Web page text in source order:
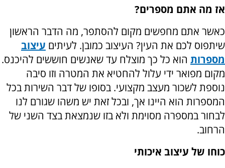
אז מה אתם מספרים?
כאשר אתם מחפשים מקום להסתפר, מה הדבר הראשון
שיתפוס לכם את העין? העיצוב כמובן. לעיתים עיצוב
מספרות הוא כל כך מוצלח עד שאנשים חוששים להיכנס.
מקום מפואר ידי עלול להחטיא את המטרה וזו סיבה
נוספת לשכור מעצב מקצועי. בסופו של דבר השירות בכל
המספרות הוא היינו אך, ובכל זאת יש משהו שגורם לנו
לבחור במספרה מסוימת ולא בזו שנמצאת בצד השני של
הרחוב.
כוחו של עיצוב איכותי